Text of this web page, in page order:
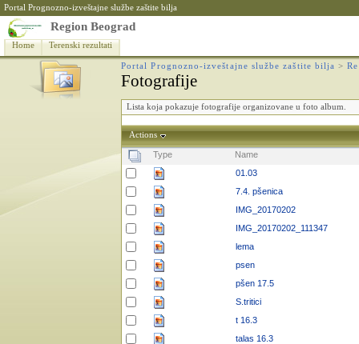
Portal Prognozno-izveštajne službe zaštite bilja
Region Beograd
Home Terenski rezultati
Portal Prognozno-izveštajne službe zaštite bilja >
Fotografije
Lista koja pokazuje fotografije organizovane u foto album.
Actions
Type
Name
01.03
7.4. pšenica
IMG_20170202
IMG_20170202_111347
lema
psen
pšen 17.5
S.tritici
t 16.3
talas 16.3